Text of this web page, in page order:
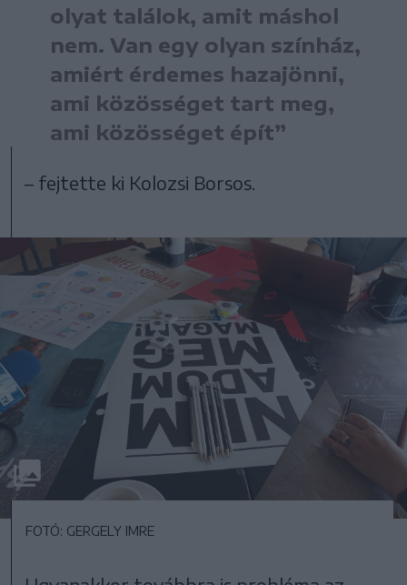
olyat találok, amit máshol
nem. Van egy olyan színház,
amiért érdemes hazajönni,
ami közösséget tart meg,
ami közösséget épít”
– fejtette ki Kolozsi Borsos.
FOTÓ: GERGELY IMRE